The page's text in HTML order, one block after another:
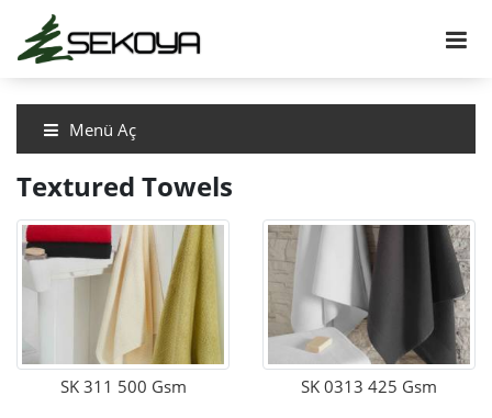
Menü Aç
Textured Towels
SK 311 500 Gsm SK 0313 425 Gsm